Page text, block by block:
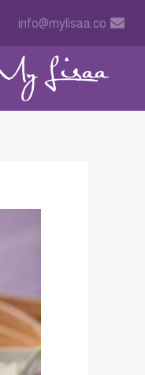
المحتوى
info@mylisaa.co
navigation